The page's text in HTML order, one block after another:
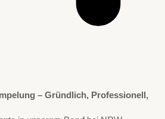
– Gründlich, Professionell,